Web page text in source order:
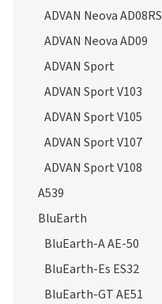
ADVAN Neova AD08RS
ADVAN Neova AD09
ADVAN Sport
ADVAN Sport V103
ADVAN Sport V105
ADVAN Sport V107
ADVAN Sport V108
A539
BluEarth
BluEarth-A AE-50
BluEarth-Es ES32
BluEarth-GT AE51